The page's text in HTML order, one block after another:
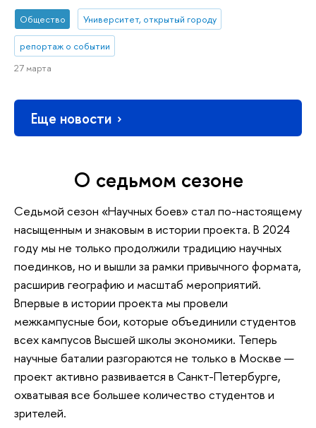
Общество Университет, открытый городу
репортаж о событии
27 марта
Еще новости
О седьмом сезоне
Седьмой сезон «Научных боев» стал по-настоящему
насыщенным и знаковым в истории проекта. В 2024
году мы не только продолжили традицию научных
поединков, но и вышли за рамки привычного формата,
расширив географию и масштаб мероприятий.
Впервые в истории проекта мы провели
межкампусные бои, которые объединили студентов
всех кампусов Высшей школы экономики. Теперь
научные баталии разгораются не только в Москве —
проект активно развивается в Санкт-Петербурге,
охватывая все большее количество студентов и
зрителей.